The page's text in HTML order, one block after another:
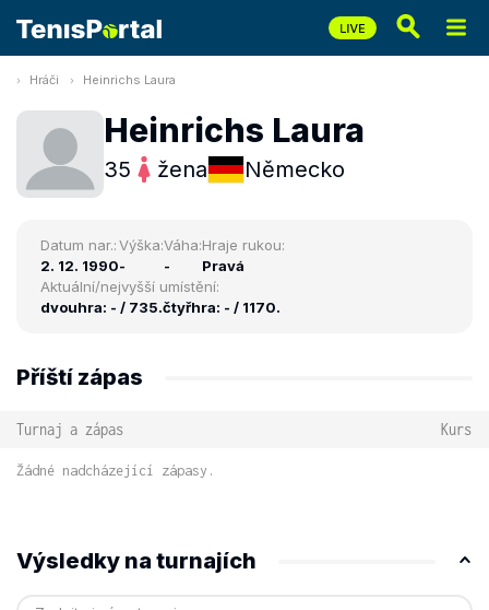
Hráči Heinrichs Laura
Heinrichs Laura
35 žena Německo
Datum nar.:
2. 12. 1990
Výška:
-
Váha:
-
Hraje rukou:
Pravá
Aktuální/nejvyšší umístění:
dvouhra: - / 735.čtyřhra: - / 1170.
Příští zápas
Turnaj a zápas Kurs
Žádné nadcházející zápasy.
Výsledky na turnajích